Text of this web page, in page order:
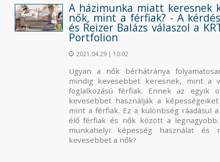
A házimunka miatt keresnek
nők, mint a férfiak? - A
és Reizer Balázs válaszol a
Portfolion
2021.04.29 | 10:02
Ugyan a nők bérhátránya
mindig kevesebbet keresnek, mint a
foglalkozású férfiak. Ennek az egyik
kevesebbet használják a
mint a férfiak. Ez a különbség ráadásul
élő férfiak és nők között a
munkahelyi képesség használat és
kevesebbet a nők?